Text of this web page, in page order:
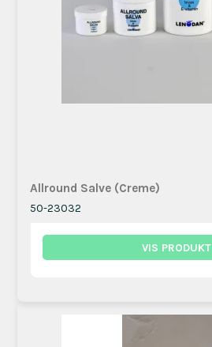
Allround Salve (Creme)
50-23032
VIS PRODUKT